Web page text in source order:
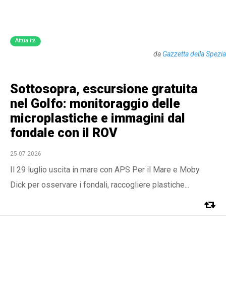
Attualità
da Gazzetta della Spezia
Sottosopra, escursione gratuita
nel Golfo: monitoraggio delle
microplastiche e immagini dal
fondale con il ROV
25-07-2026
Il 29 luglio uscita in mare con APS Per il Mare e Moby
Dick per osservare i fondali, raccogliere plastiche...